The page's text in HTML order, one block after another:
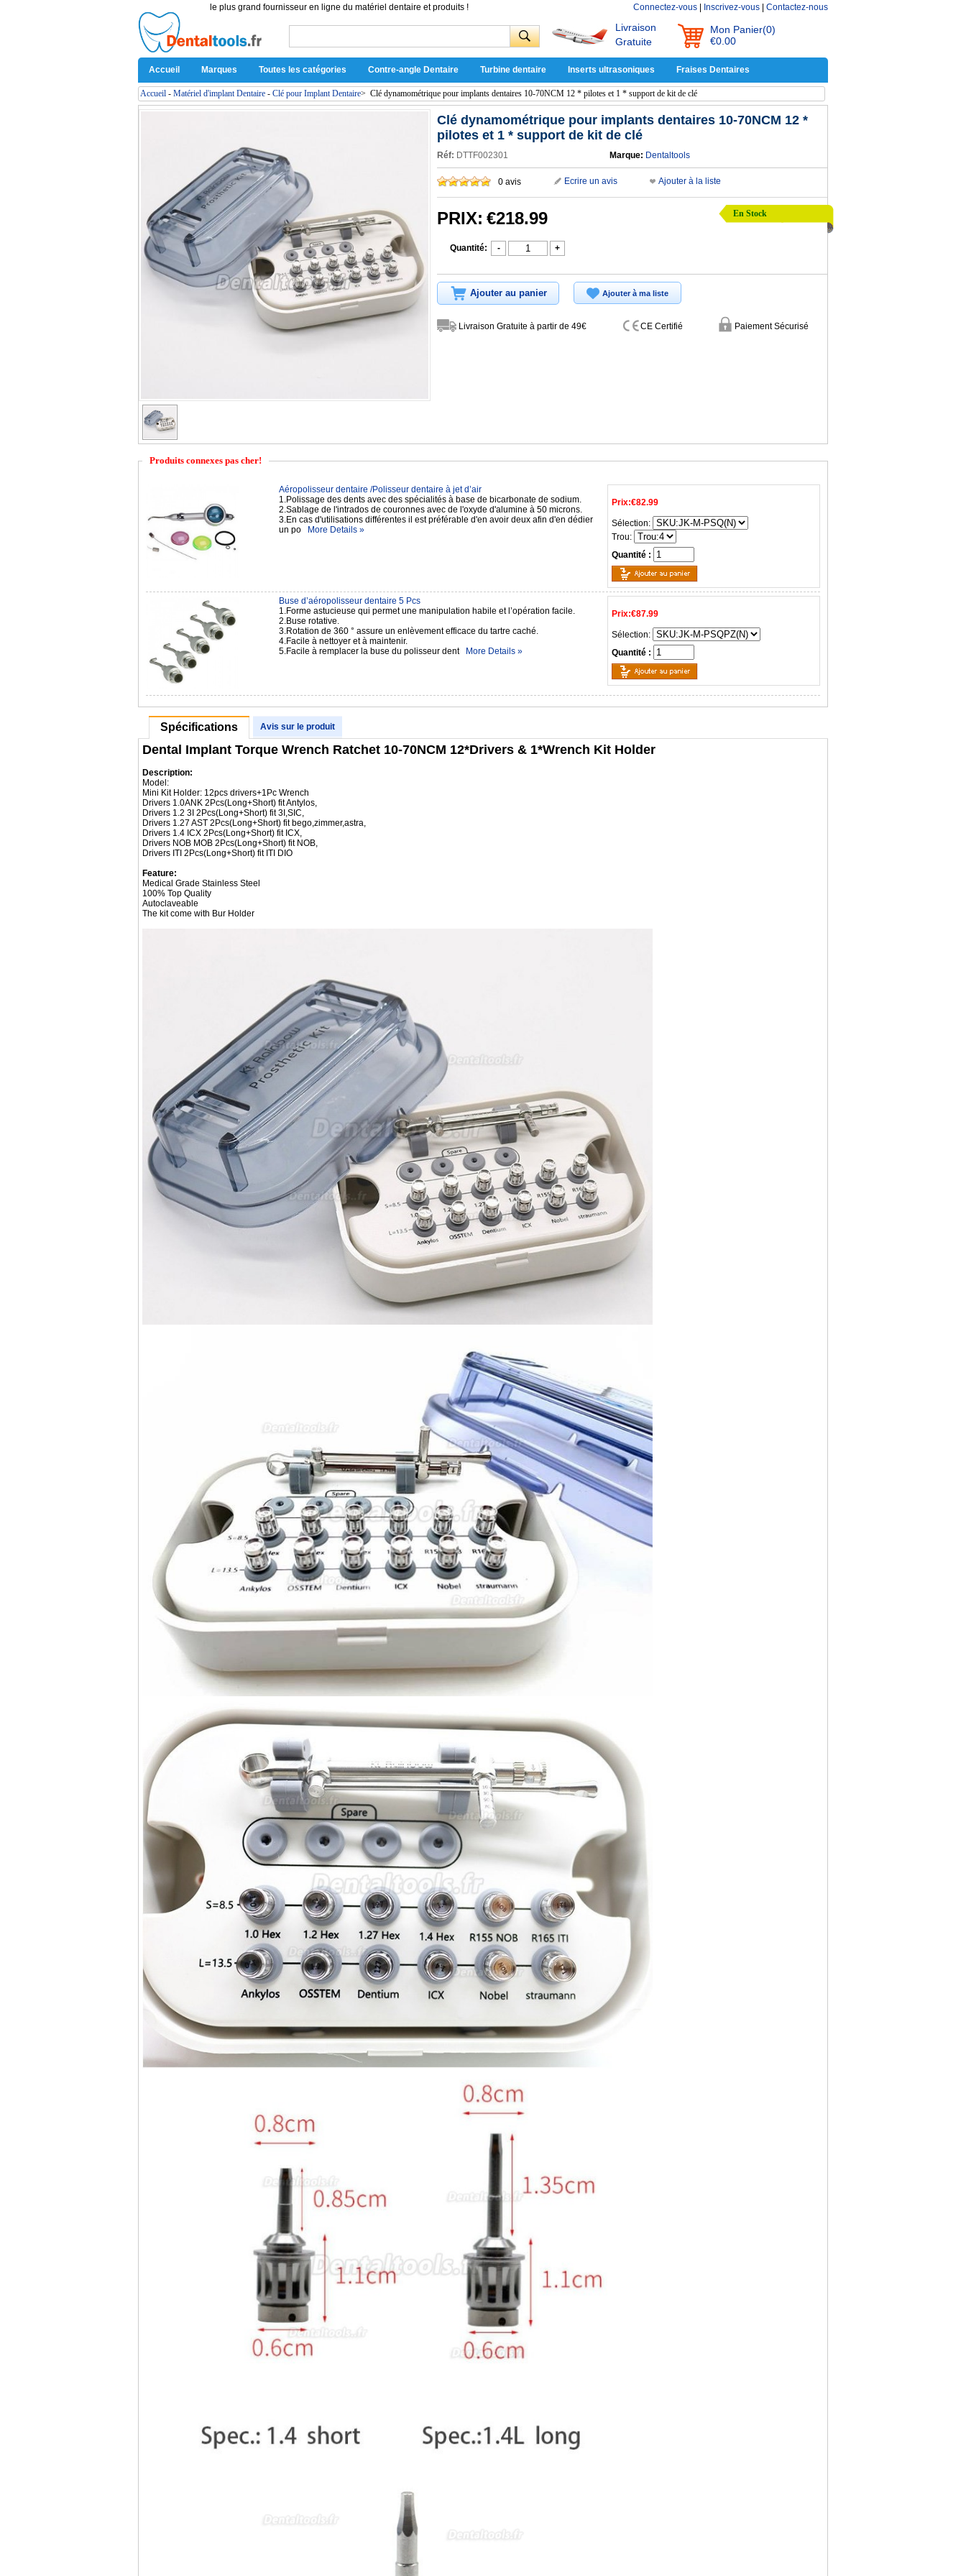
le plus grand fournisseur en ligne du matériel dentaire et produits ! Connectez-vous Inscrivez-vous Contactez-nous
Livraison
Gratuite
Mon Panier(0)
€0.00
Accueil Marques Toutes les catégories Contre-angle Dentaire Turbine dentaire Inserts ultrasoniques Fraises Dentaires
Accueil - Matériel d'implant Dentaire - Clé pour Implant Dentaire> Clé dynamométrique pour implants dentaires 10-70NCM 12 * pilotes et 1 * support de kit de clé
Clé dynamométrique pour implants dentaires 10-70NCM 12 *
pilotes et 1 * support de kit de clé
Réf: DTTF002301 Marque: Dentaltools
0 avis Ecrire un avis Ajouter à la liste
En Stock
PRIX: €218.99
Quantité: - +
Ajouter au panier Ajouter à ma liste
Livraison Gratuite à partir de 49€ CE Certifié Paiement Sécurisé
Produits connexes pas cher!
Prix:€82.99
Sélection:
Trou:
Quantité :
Aéropolisseur dentaire /Polisseur dentaire à jet d’air
1.Polissage des dents avec des spécialités à base de bicarbonate de sodium.
2.Sablage de l'intrados de couronnes avec de l'oxyde d'alumine à 50 microns.
3.En cas d'utilisations différentes il est préférable d'en avoir deux afin d'en dédier
un po
More Details »
Prix:€87.99
Sélection:
Quantité :
Buse d’aéropolisseur dentaire 5 Pcs
1.Forme astucieuse qui permet une manipulation habile et l’opération facile.
2.Buse rotative.
3.Rotation de 360 ° assure un enlèvement efficace du tartre caché.
4.Facile à nettoyer et à maintenir.
5.Facile à remplacer la buse du polisseur dent
More Details »
Spécifications Avis sur le produit
Dental Implant Torque Wrench Ratchet 10-70NCM 12*Drivers & 1*Wrench Kit Holder
Description:
Model:
Mini Kit Holder: 12pcs drivers+1Pc Wrench
Drivers 1.0ANK 2Pcs(Long+Short) fit Antylos,
Drivers 1.2 3I 2Pcs(Long+Short) fit 3I,SIC,
Drivers 1.27 AST 2Pcs(Long+Short) fit bego,zimmer,astra,
Drivers 1.4 ICX 2Pcs(Long+Short) fit ICX,
Drivers NOB MOB 2Pcs(Long+Short) fit NOB,
Drivers ITI 2Pcs(Long+Short) fit ITI DIO
Feature:
Medical Grade Stainless Steel
100% Top Quality
Autoclaveable
The kit come with Bur Holder